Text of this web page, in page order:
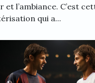
et l’ambiance. C’est
qui a...